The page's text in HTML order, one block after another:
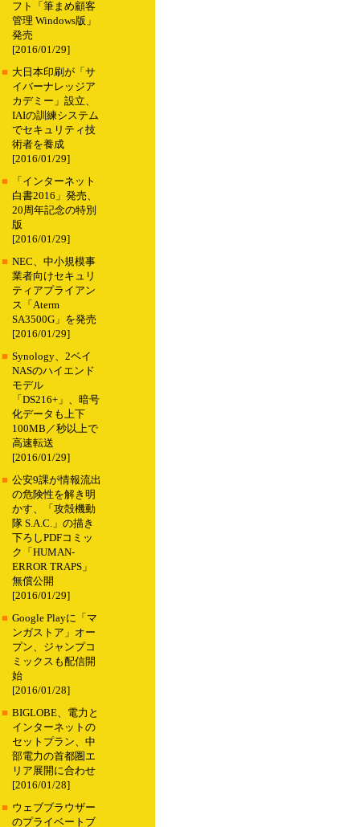
フト「筆まめ顧客
管理 Windows版」
発売
[2016/01/29]
■ 大日本印刷が「サ
イバーナレッジア
カデミー」設立、
IAIの訓練システム
でセキュリティ技
術者を養成
[2016/01/29]
■
「インターネット
白書2016」発売、
20周年記念の特別
版
[2016/01/29]
■ NEC、中小規模事
業者向けセキュリ
ティアプライアン
ス「Aterm
SA3500G」を発売
[2016/01/29]
■ Synology、2ベイ
NASのハイエンド
モデル
「DS216+」、暗号
化データも上下
100MB／秒以上で
高速転送
[2016/01/29]
■ 公安9課が情報流出
の危険性を解き明
かす、「攻殻機動
隊 S.A.C.」の描き
下ろしPDFコミッ
ク「HUMAN-
ERROR TRAPS」
無償公開
[2016/01/29]
■ Google Playに「マ
ンガストア」オー
プン、ジャンプコ
ミックスも配信開
始
[2016/01/28]
■ BIGLOBE、電力と
インターネットの
セットプラン、中
部電力の首都圏エ
リア展開に合わせ
[2016/01/28]
■ ウェブブラウザー
のプライベートブ